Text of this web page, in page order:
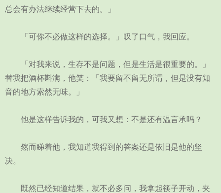
总会有办法继续经营下去的。」
「可你不必做这样的选择。」叹了口气，我回应。
「对我来说，生存不是问题，但是生活是很重要的。」
替我把酒杯斟满，他笑：「我要留不留无所谓，但是没有知
音的地方索然无味。」
他是这样告诉我的，可我又想：不是还有温言承吗？
然而睇着他，我知道我得到的答案还是依旧是他的坚
决。
既然已经知道结果，就不必多问，我拿起筷子开动，夹